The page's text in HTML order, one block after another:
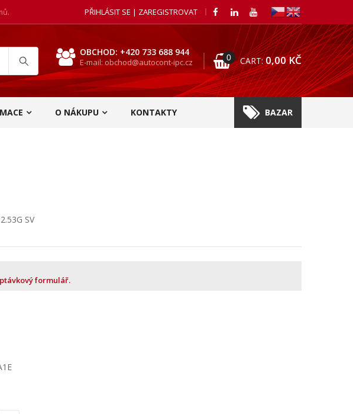
PŘIHLÁSIT SE | ZAREGISTROVAT
OBCHOD: +420 733 688 944
E-mail: obchod@autocont-ipc.cz 0 CART: 0,00KČ
O NÁKUPU KONTAKTY BAZAR
SV
formulář.